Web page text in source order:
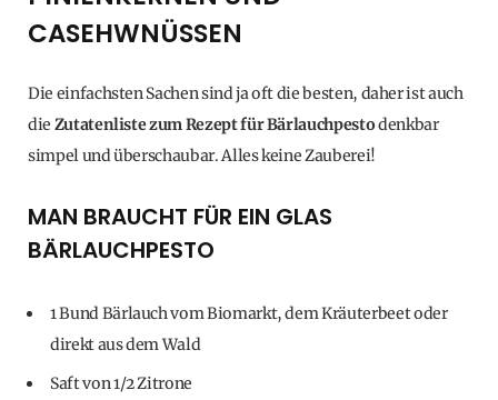
CASEHWNÜSSEN
Die einfachsten Sachen sind ja oft die besten, daher ist auch
die Zutatenliste zum Rezept für Bärlauchpestodenkbar
simpel und überschaubar. Alles keine Zauberei!
MAN BRAUCHT FÜR EIN GLAS
BÄRLAUCHPESTO
1 Bund Bärlauch vom Biomarkt, dem Kräuterbeet oder
direkt aus dem Wald
Saft von 1/2 Zitrone